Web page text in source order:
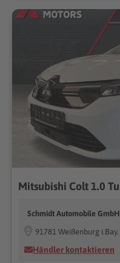
Schmidt Automobile GmbH
91781 Weißenburg i.Bay.
Händler kontaktieren